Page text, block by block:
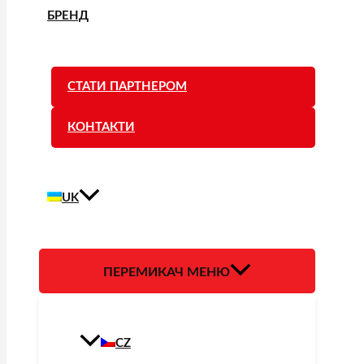
БРЕНД
СТАТИ ПАРТНЕРОМ
КОНТАКТИ
UK
ПЕРЕМИКАЧ МЕНЮ
CZ